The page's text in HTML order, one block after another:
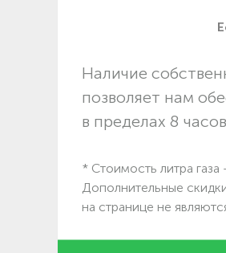
Наличие
позволяет нам
в пределах 8
* Стоимость литра газа
Дополнительные
на странице не